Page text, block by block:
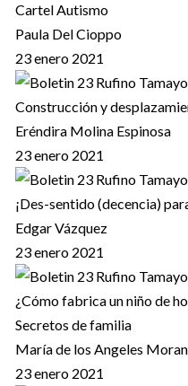
Cartel Autismo
Paula Del Cioppo
23 enero 2021
Construcción y
Eréndira Molina Espinosa
23 enero 2021
¡Des-sentido (decencia)
Edgar Vázquez
23 enero 2021
¿Cómo fabrica un niño de
Secretos de familia
María de los Angeles
23 enero 2021